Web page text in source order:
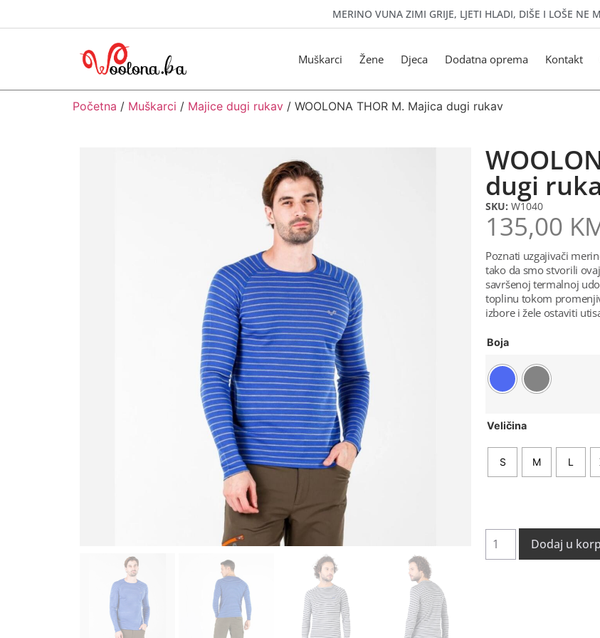
MERINO VUNA ZIMI GRIJE, LJETI HLADI, DIŠE I LOŠE NE
Muškarci Žene Djeca Dodatna oprema Kontakt
Početna / Muškarci / Majice dugi rukav / WOOLONA THOR M. Majica dugi rukav
dugi
SKU: W1040
135,00
Poznati uzgajivači
tako da smo stvorili
savršenoj termalnoj
toplinu tokom
izbore i žele ostaviti
Boja
Veličina
S M L
Dodaj u